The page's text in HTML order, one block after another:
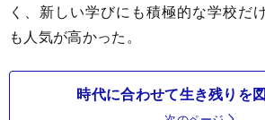
く、新しい学びにも積極的な学校だ
も人気が高かった。
時代に合わせて生き残りを